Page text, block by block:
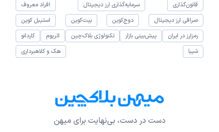
قانون‌گذاری سرمایه‌گذاری ارز دیجیتال
افراد معروف
صرافی ارز دیجیتال
دوج‌کوین بیت‌کوین
استیبل کوین
رمزارز در ایران
پیش‌بینی بازار تکنولوژی بلاک‌چین اتریوم
کاردانو
شیبا
هک و کلاهبرداری
دست در دست، بی‌نهایت برای میهن